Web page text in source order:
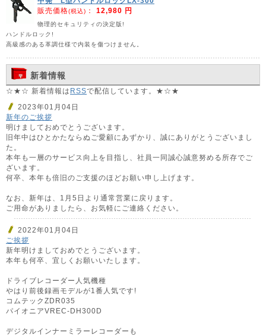
販売価格(税込) ： 12,980 円
物理的セキュリティの決定版!
ハンドルロック!
高級感のある革調仕様で内装を傷つけません。
新着情報
☆★☆ 新着情報は RSSで配信しています。★☆★
2023年01月04日
新年のご挨拶
明けましておめでとうございます。
旧年中はひとかたならぬご愛顧にあずかり、誠にありがとうございまし
た。
本年も一層のサービス向上を目指し、社員一同誠心誠意努める所存でご
ざいます。
何卒、本年も倍旧のご支援のほどお願い申し上げます。
なお、新年は、1月5日より通常営業に戻ります。
ご用命がありましたら、お気軽にご連絡ください。
2022年01月04日
ご挨拶
新年明けましておめでとうございます。
本年も何卒、宜しくお願いいたします。
ドライブレコーダー人気機種
やはり前後録画モデルが1番人気です!
コムテックZDR035
パイオニアVREC-DH300D
デジタルインナーミラーレコーダーも